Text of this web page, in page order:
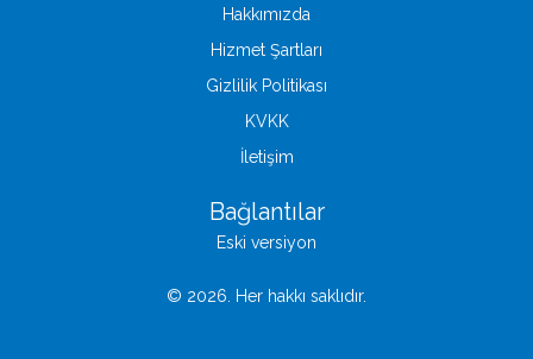
Hakkımızda
Hizmet Şartları
Gizlilik Politikası
KVKK
İletişim
Bağlantılar
Eski versiyon
© 2026. Her hakkı saklıdır.